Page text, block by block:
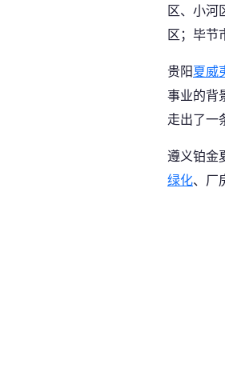
区、小河
区；毕节
贵阳夏威
事业的背
走出了一
遵义铂金
绿化、厂